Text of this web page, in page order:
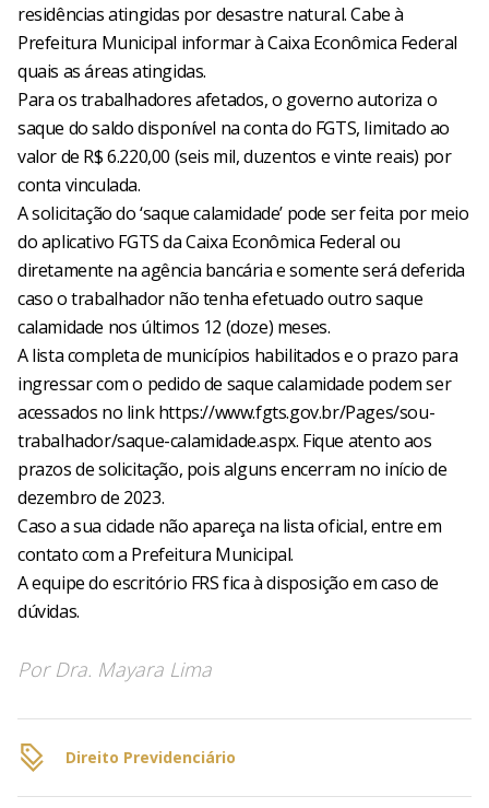
residências atingidas por desastre natural. Cabe à
Prefeitura Municipal informar à Caixa Econômica Federal
quais as áreas atingidas.
Para os trabalhadores afetados, o governo autoriza o
saque do saldo disponível na conta do FGTS, limitado ao
valor de R$ 6.220,00 (seis mil, duzentos e vinte reais) por
conta vinculada.
A solicitação do ‘saque calamidade’ pode ser feita por meio
do aplicativo FGTS da Caixa Econômica Federal ou
diretamente na agência bancária e somente será deferida
caso o trabalhador não tenha efetuado outro saque
calamidade nos últimos 12 (doze) meses.
A lista completa de municípios habilitados e o prazo para
ingressar com o pedido de saque calamidade podem ser
acessados no link https://www.fgts.gov.br/Pages/sou-
trabalhador/saque-calamidade.aspx. Fique atento aos
prazos de solicitação, pois alguns encerram no início de
dezembro de 2023.
Caso a sua cidade não apareça na lista oficial, entre em
contato com a Prefeitura Municipal.
A equipe do escritório FRS fica à disposição em caso de
dúvidas.
Por Dra. Mayara Lima
Direito Previdenciário